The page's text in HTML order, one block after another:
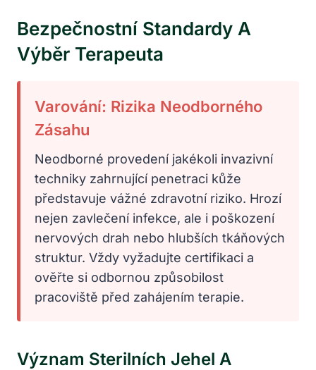
Bezpečnostní Standardy A
Výběr Terapeuta
Varování: Rizika Neodborného
Zásahu
Neodborné provedení jakékoli invazivní
techniky zahrnující penetraci kůže
představuje vážné zdravotní riziko. Hrozí
nejen zavlečení infekce, ale i poškození
nervových drah nebo hlubších tkáňových
struktur. Vždy vyžadujte certifikaci a
ověřte si odbornou způsobilost
pracoviště před zahájením terapie.
Význam Sterilních Jehel A